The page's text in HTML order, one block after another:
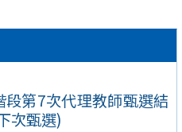
第7次代理教師甄選結
次甄選)